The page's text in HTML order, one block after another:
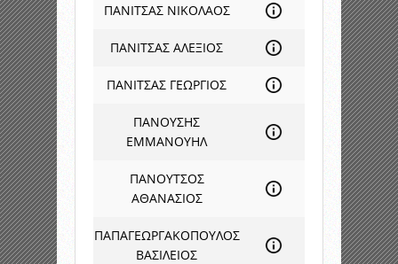
ΠΑΝΙΤΣΑΣ ΝΙΚΟΛΑΟΣ
ΠΑΝΙΤΣΑΣ ΑΛΕΞΙΟΣ
ΠΑΝΙΤΣΑΣ ΓΕΩΡΓΙΟΣ
ΠΑΝΟΥΣΗΣ
ΕΜΜΑΝΟΥΗΛ
ΠΑΝΟΥΤΣΟΣ
ΑΘΑΝΑΣΙΟΣ
ΠΑΠΑΓΕΩΡΓΑΚΟΠΟΥΛΟΣ
ΒΑΣΙΛΕΙΟΣ